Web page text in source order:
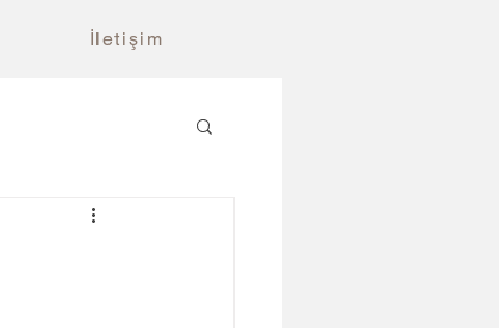
İletişim